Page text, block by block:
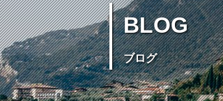
BLOG
ブログ